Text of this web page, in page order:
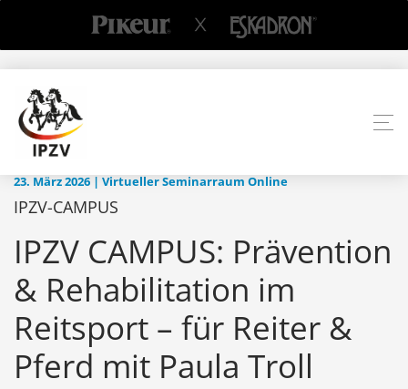
23. März 2026 | Virtueller Seminarraum Online
IPZV-CAMPUS
IPZV CAMPUS: Prävention
& Rehabilitation im
Reitsport – für Reiter &
Pferd mit Paula Troll